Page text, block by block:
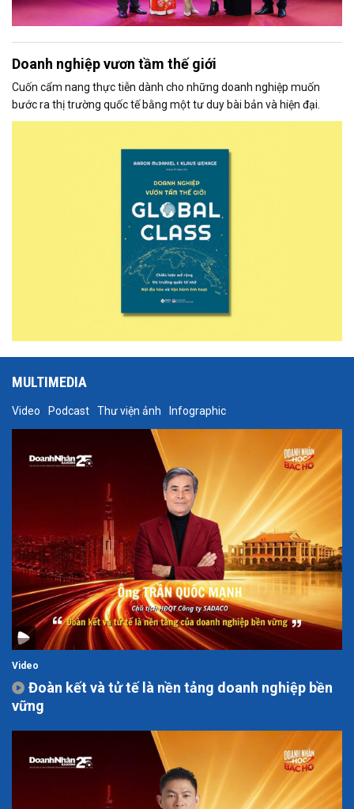
Doanh nghiệp vươn tầm thế giới
Cuốn cẩm nang thực tiễn dành cho những doanh nghiệp muốn
bước ra thị trường quốc tế bằng một tư duy bài bản và hiện đại.
MULTIMEDIA
Video Podcast Thư viện ảnh Infographic
Video
Đoàn kết và tử tế là nền tảng doanh nghiệp bền
vững